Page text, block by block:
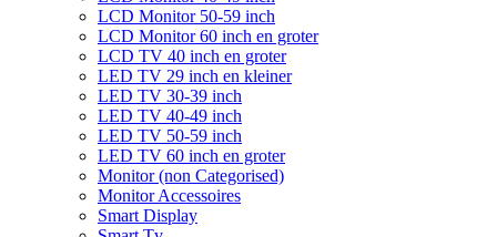
LCD Monitor 50-59 inch
LCD Monitor 60 inch en groter
LCD TV 40 inch en groter
LED TV 29 inch en kleiner
LED TV 30-39 inch
LED TV 40-49 inch
LED TV 50-59 inch
LED TV 60 inch en groter
Monitor (non Categorised)
Monitor Accessoires
Smart Display